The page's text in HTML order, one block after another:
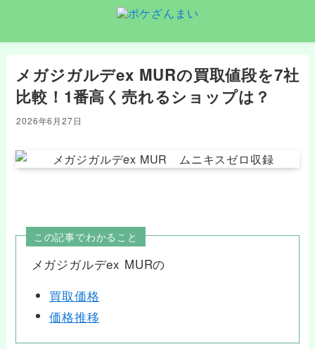
メガジガルデex MURの買取値段を7社
比較！1番高く売れるショップは？
2026年6月27日
この記事でわかること
メガジガルデex MURの
買取価格
価格推移